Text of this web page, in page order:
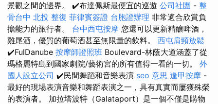
景觀之間的邊界。 ✔️布達佩斯最便宜的巡遊 公司社團 - 整
骨台中 北投 整復 菲律賓簽證 台胞證辦理 非常適合欣賞負
擔能力的旅行者。 台中西屯按摩 您還可以更新精釀啤酒，
雞尾酒，優質的葡萄酒甚至無限量的飲料。 西屯肩頸放鬆
✔️FulDanube 按摩師證照班 Boulevard-林蔭大道涵蓋了從
瑪格麗特島到國家劇院/藝術宮的所有值得一看的一切。 外
國人設立公司 ✔️民間舞蹈和音樂表演 seo 意思 逢甲按摩 -
最好的現場表演音樂和舞蹈表演之一，具有真實而屢獲殊榮
的表演者。 加拉塔波特（Galataport）是一個不僅是購物